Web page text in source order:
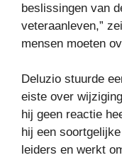
beslissingen van
veteraanleven,”
mensen moeten
Deluzio stuurde
eiste over
hij geen reactie
hij een
leiders en werkt